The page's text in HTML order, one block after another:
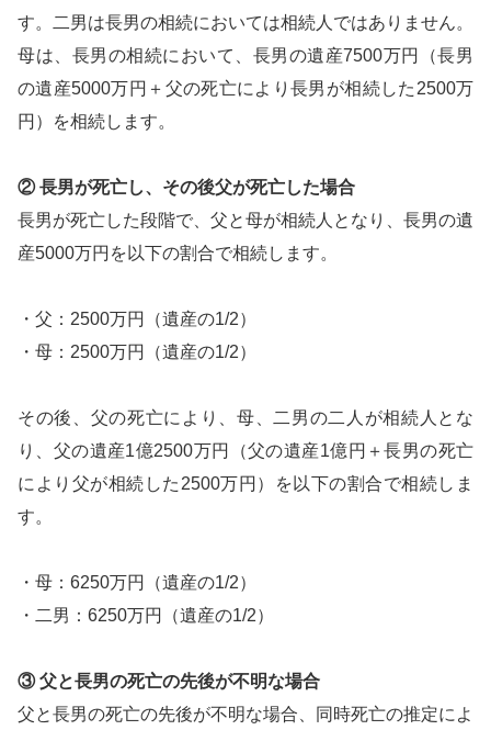
す。二男は長男の相続においては相続人ではありません。
母は、長男の相続において、長男の遺産7500万円（長男
の遺産5000万円＋父の死亡により長男が相続した2500万
円）を相続します。
② 長男が死亡し、その後父が死亡した場合
長男が死亡した段階で、父と母が相続人となり、長男の遺
産5000万円を以下の割合で相続します。
・父：2500万円（遺産の1/2）
・母：2500万円（遺産の1/2）
その後、父の死亡により、母、二男の二人が相続人とな
り、父の遺産1億2500万円（父の遺産1億円＋長男の死亡
により父が相続した2500万円）を以下の割合で相続しま
す。
・母：6250万円（遺産の1/2）
・二男：6250万円（遺産の1/2）
③ 父と長男の死亡の先後が不明な場合
父と長男の死亡の先後が不明な場合、同時死亡の推定によ